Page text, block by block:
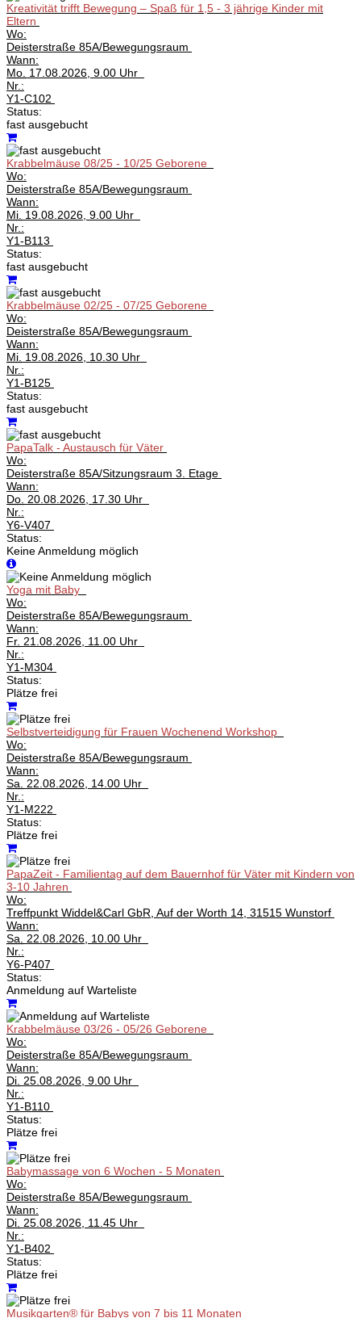
Kreativität trifft Bewegung – Spaß für 1,5 - 3 jährige Kinder mit
Eltern
Wo:
Deisterstraße 85A/Bewegungsraum
Wann:
Mo. 17.08.2026, 9.00 Uhr
Nr.:
Y1-C102
Status:
fast ausgebucht
Krabbelmäuse 08/25 - 10/25 Geborene
Wo:
Deisterstraße 85A/Bewegungsraum
Wann:
Mi. 19.08.2026, 9.00 Uhr
Nr.:
Y1-B113
Status:
fast ausgebucht
Krabbelmäuse 02/25 - 07/25 Geborene
Wo:
Deisterstraße 85A/Bewegungsraum
Wann:
Mi. 19.08.2026, 10.30 Uhr
Nr.:
Y1-B125
Status:
fast ausgebucht
PapaTalk - Austausch für Väter
Wo:
Deisterstraße 85A/Sitzungsraum 3. Etage
Wann:
Do. 20.08.2026, 17.30 Uhr
Nr.:
Y6-V407
Status:
Keine Anmeldung möglich
Yoga mit Baby
Wo:
Deisterstraße 85A/Bewegungsraum
Wann:
Fr. 21.08.2026, 11.00 Uhr
Nr.:
Y1-M304
Status:
Plätze frei
Selbstverteidigung für Frauen Wochenend Workshop
Wo:
Deisterstraße 85A/Bewegungsraum
Wann:
Sa.
22.08.2026, 14.00 Uhr
Nr.:
Y1-M222
Status:
Plätze frei
PapaZeit - Familientag auf dem Bauernhof für Väter mit Kindern von
3-10 Jahren
Wo:
Treffpunkt Widdel&Carl GbR, Auf der Worth 14, 31515 Wunstorf
Wann:
Sa.
22.08.2026, 10.00 Uhr
Nr.:
Y6-P407
Status:
Anmeldung auf Warteliste
Krabbelmäuse 03/26 - 05/26 Geborene
Wo:
Deisterstraße 85A/Bewegungsraum
Wann:
Di. 25.08.2026, 9.00 Uhr
Nr.:
Y1-B110
Status:
Plätze frei
Babymassage von 6 Wochen - 5 Monaten
Wo:
Deisterstraße 85A/Bewegungsraum
Wann:
Di. 25.08.2026, 11.45 Uhr
Nr.:
Y1-B402
Status:
Plätze frei
Musikgarten® für Babys von 7 bis 11 Monaten